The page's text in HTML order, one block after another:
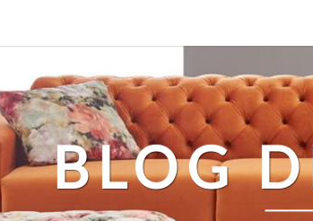
BLOG